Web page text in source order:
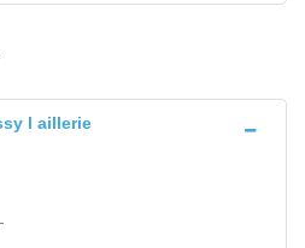
l aillerie